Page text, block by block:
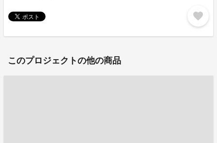
favorite
このプロジェクトの他の商品